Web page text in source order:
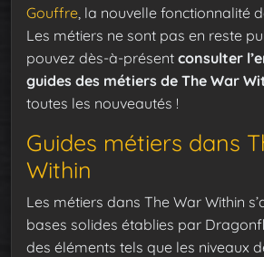
Gouffre , la nouvelle fonctionnalité
Les métiers ne sont pas en reste
pouvez dès-à-présent consulter
guides des métiers de The War
toutes les nouveautés !
Guides métiers dans
Within
Les métiers dans The War Within
bases solides établies par
des éléments tels que les niveaux